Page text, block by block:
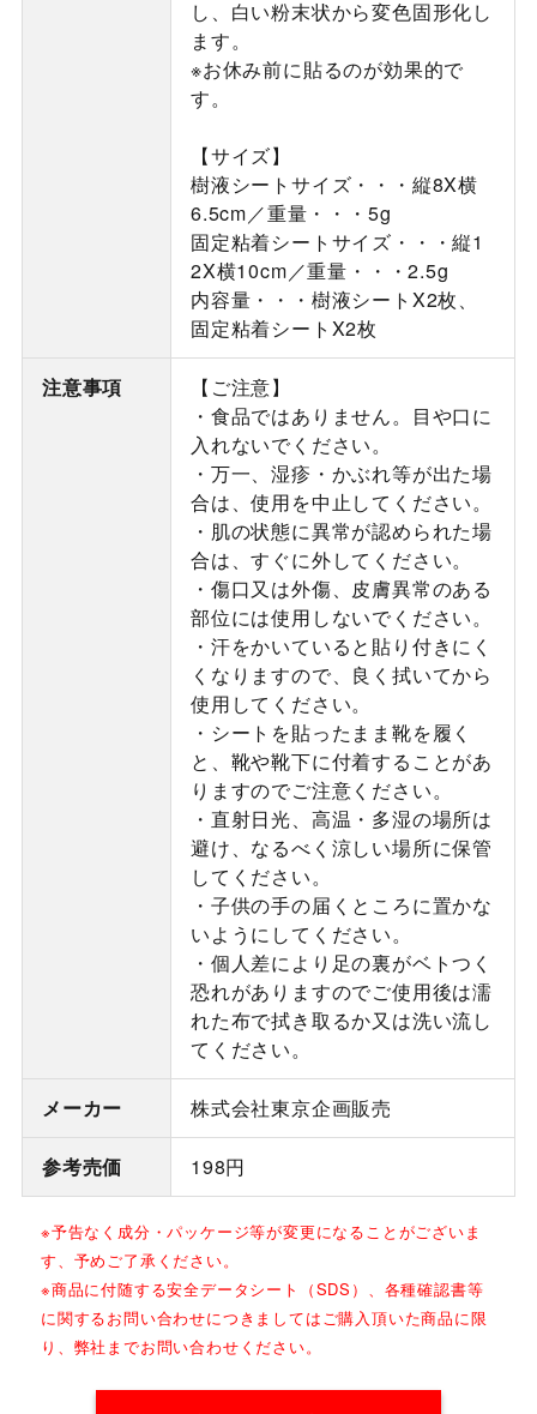
し、白い粉末状から変色固形化し
ます。
※お休み前に貼るのが効果的で
す。
【サイズ】
樹液シートサイズ・・・縦8X横
6.5cm／重量・・・5g
固定粘着シートサイズ・・・縦1
2X横10cm／重量・・・2.5g
内容量・・・樹液シートX2枚、
固定粘着シートX2枚
注意事項
【ご注意】
・食品ではありません。目や口に
入れないでください。
・万一、湿疹・かぶれ等が出た場
合は、使用を中止してください。
・肌の状態に異常が認められた場
合は、すぐに外してください。
・傷口又は外傷、皮膚異常のある
部位には使用しないでください。
・汗をかいていると貼り付きにく
くなりますので、良く拭いてから
使用してください。
・シートを貼ったまま靴を履く
と、靴や靴下に付着することがあ
りますのでご注意ください。
・直射日光、高温・多湿の場所は
避け、なるべく涼しい場所に保管
してください。
・子供の手の届くところに置かな
いようにしてください。
・個人差により足の裏がベトつく
恐れがありますのでご使用後は濡
れた布で拭き取るか又は洗い流し
てください。
メーカー 株式会社東京企画販売
参考売価 198円
※予告なく成分・パッケージ等が変更になることがございま
す、予めご了承ください。
※商品に付随する安全データシート（SDS）、各種確認書等
に関するお問い合わせにつきましてはご購入頂いた商品に限
り、弊社までお問い合わせください。